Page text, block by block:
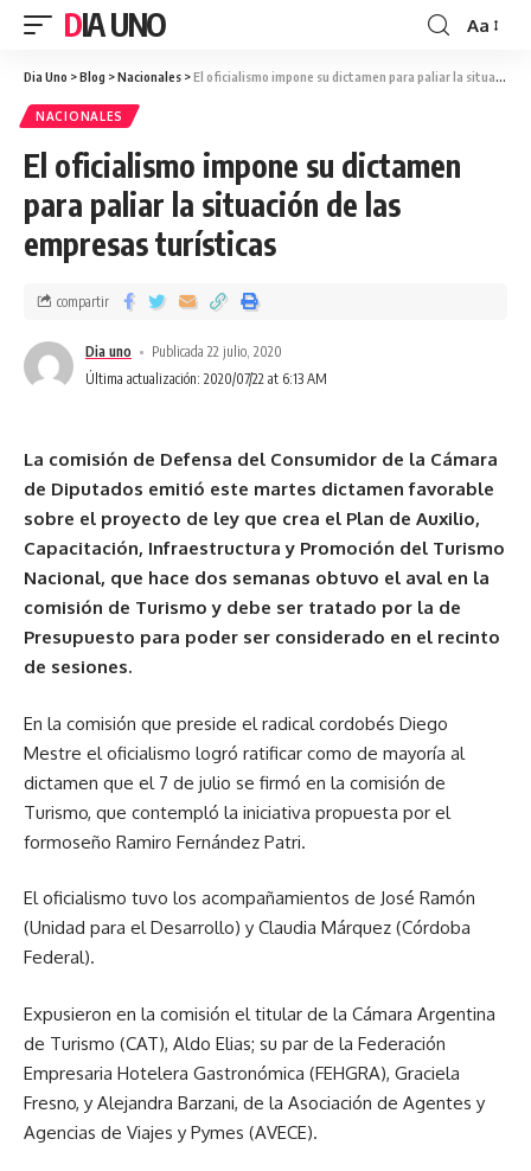
DIA UNO Aa
Dia Uno >Blog >Nacionales >El oficialismo impone su dictamen para paliar la situación de las empresas turísticas
NACIONALES
El oficialismo impone su dictamen
para paliar la situación de las
empresas turísticas
Última actualización: 2020/07/22 at 6:13 AM
Dia uno Publicada 22 julio, 2020
compartir
La comisión de Defensa del Consumidor de la Cámara
de Diputados emitió este martes dictamen favorable
sobre el proyecto de ley que crea el Plan de Auxilio,
Capacitación, Infraestructura y Promoción del Turismo
Nacional, que hace dos semanas obtuvo el aval en la
comisión de Turismo y debe ser tratado por la de
Presupuesto para poder ser considerado en el recinto
de sesiones.
En la comisión que preside el radical cordobés Diego
Mestre el oficialismo logró ratificar como de mayoría al
dictamen que el 7 de julio se firmó en la comisión de
Turismo, que contempló la iniciativa propuesta por el
formoseño Ramiro Fernández Patri.
El oficialismo tuvo los acompañamientos de José Ramón
(Unidad para el Desarrollo) y Claudia Márquez (Córdoba
Federal).
Expusieron en la comisión el titular de la Cámara Argentina
de Turismo (CAT), Aldo Elias; su par de la Federación
Empresaria Hotelera Gastronómica (FEHGRA), Graciela
Fresno, y Alejandra Barzani, de la Asociación de Agentes y
Agencias de Viajes y Pymes (AVECE).